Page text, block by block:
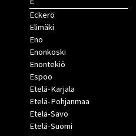
Eckerö
Elimäki
Eno
Enonkoski
Enontekiö
Espoo
Etelä-Karjala
Etelä-Pohjanmaa
Etelä-Savo
Etelä-Suomi